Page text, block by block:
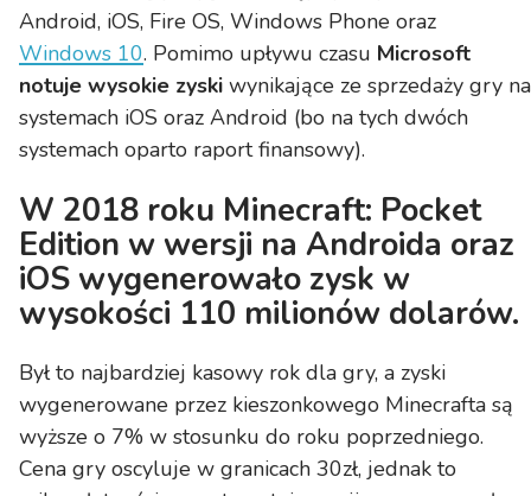
Android, iOS, Fire OS, Windows Phone oraz
Windows 10. Pomimo upływu czasu Microsoft
notuje wysokie zyski wynikające ze sprzedaży gry na
systemach iOS oraz Android (bo na tych dwóch
systemach oparto raport finansowy).
W 2018 roku Minecraft: Pocket
Edition w wersji na Androida oraz
iOS wygenerowało zysk w
wysokości 110 milionów dolarów.
Był to najbardziej kasowy rok dla gry, a zyski
wygenerowane przez kieszonkowego Minecrafta są
wyższe o 7% w stosunku do roku poprzedniego.
Cena gry oscyluje w granicach 30zł, jednak to